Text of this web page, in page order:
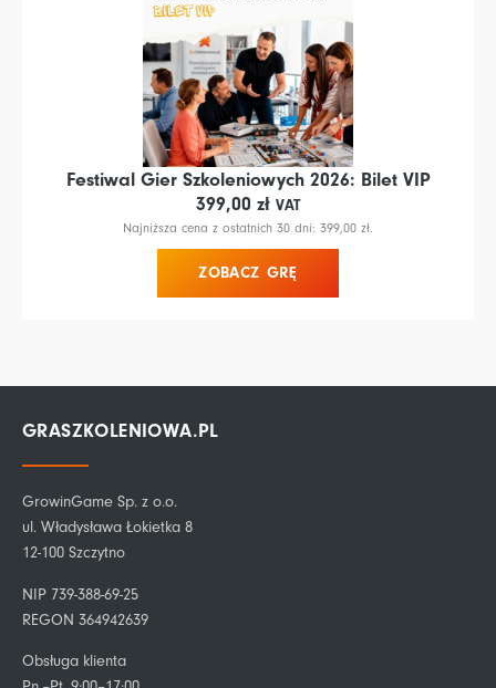
Festiwal Gier Szkoleniowych 2026: Bilet VIP
399,00 zł VAT
Najniższa cena z ostatnich 30 dni: 399,00 zł.
ZOBACZ GRĘ
GRASZKOLENIOWA.PL
GrowinGame Sp. z o.o.
ul. Władysława Łokietka 8
12-100 Szczytno
NIP 739-388-69-25
REGON 364942639
Obsługa klienta